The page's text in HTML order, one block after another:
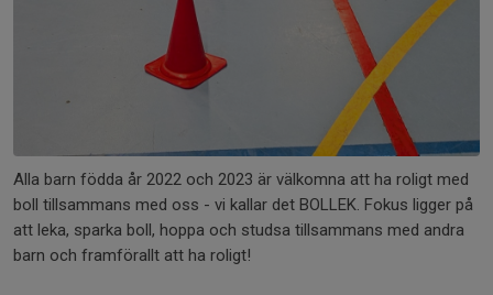
Alla barn födda år 2022 och 2023 är välkomna att ha roligt med
boll tillsammans med oss - vi kallar det BOLLEK. Fokus ligger på
att leka, sparka boll, hoppa och studsa tillsammans med andra
barn och framförallt att ha roligt!